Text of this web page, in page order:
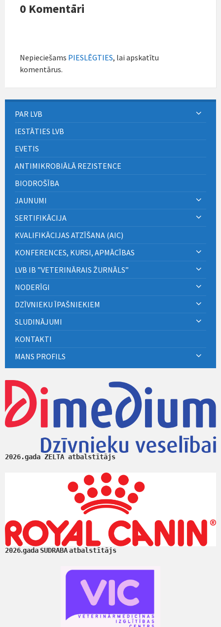
0 Komentāri
Nepieciešams PIESLĒGTIES, lai apskatītu
komentārus.
PAR LVB
IESTĀTIES LVB
EVETIS
ANTIMIKROBIĀLĀ REZISTENCE
BIODROŠĪBA
JAUNUMI
SERTIFIKĀCIJA
KVALIFIKĀCIJAS ATZĪŠANA (AIC)
KONFERENCES, KURSI, APMĀCĪBAS
LVB IB ”VETERINĀRAIS ŽURNĀLS”
NODERĪGI
DZĪVNIEKU ĪPAŠNIEKIEM
SLUDINĀJUMI
KONTAKTI
MANS PROFILS
2026.gada ZELTA atbalstītājs
2026.gada SUDRABAatbalstītājs